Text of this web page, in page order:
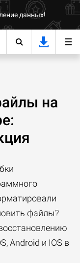
данных!
на
файлы?
Android и IOS в